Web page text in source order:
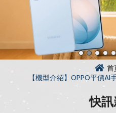
首
【機型介紹】OPPO平價
快